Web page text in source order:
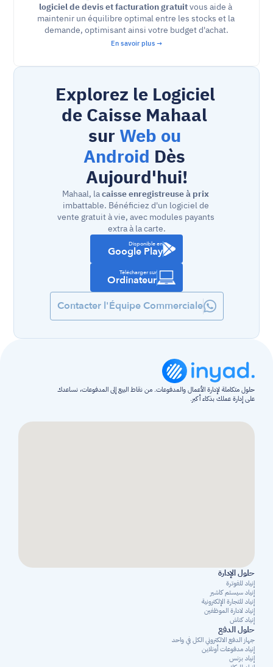
logiciel de devis et facturation gratuit vous aide à
maintenir un équilibre optimal entre les stocks et la
demande, optimisant ainsi votre budget d'achat.
En savoir plus →
Explorez le Logiciel
de Caisse Mahaal
sur Web ou
Android Dès
Aujourd'hui!
Mahaal, la caisse enregistreuse à prix
imbattable. Bénéficiez d'un logiciel de
vente gratuit à vie, avec modules payants
extra à la carte.
Disponible en
Google Play
Télécharger sur
Ordinateur
Contacter l'Équipe Commerciale
على إدارة عملك بذكاء أكبر.
حلول الإدارة
إنياد للفوترة
إنياد سيستم كاشير
إنياد للتجارة الإلكترونية
إنياد لادارة الموظفين
إنياد كناش
حلول الدفع
جهاز الدفع الالكتروني الكل في واحد
إنياد مدفوعات أونلاين
إنياد بزنس